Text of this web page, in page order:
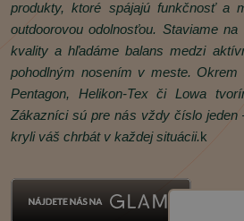
produkty, ktoré spájajú funkčnosť a
outdoorovou odolnosťou. Staviame
kvality a hľadáme balans medzi
pohodlným nosením v meste.
Pentagon, Helikon‑Tex či Lowa
Zákazníci sú pre nás vždy číslo jeden
kryli váš chrbát v každej situácii.k